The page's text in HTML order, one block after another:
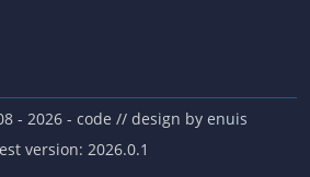
- 2026- code // design by enuis
version: 2026.0.1